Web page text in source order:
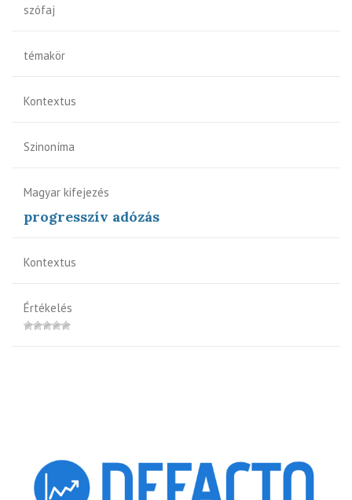
szófaj
témakör
Kontextus
Szinoníma
Magyar kifejezés
progresszív adózás
Kontextus
Értékelés